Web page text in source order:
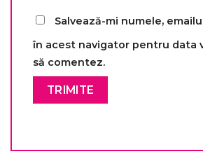
Salvează-mi numele,
în acest navigator pentru data
să comentez.